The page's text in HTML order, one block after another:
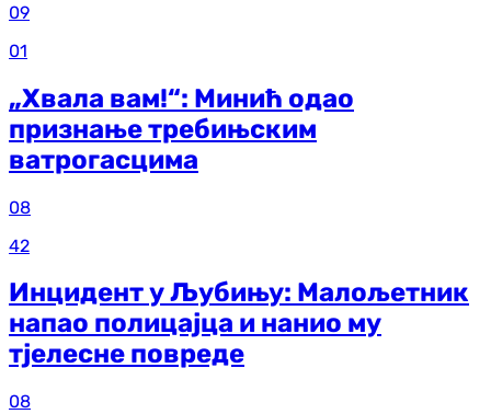
09
01
„Хвала вам!“: Минић одао
признање требињским
ватрогасцима
08
42
Инцидент у Љубињу: Малољетник
напао полицајца и нанио му
тјелесне повреде
08